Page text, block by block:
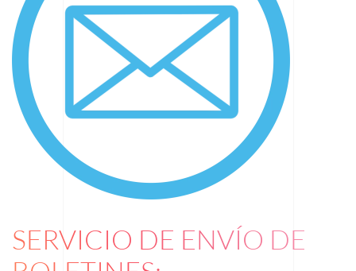
SERVICIO DE ENVÍO DE